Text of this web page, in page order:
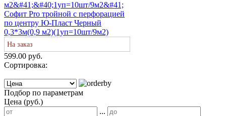
Софит Pro тройной с перфорацией
по центру Ю-Пласт Черный
0,3*3м(0,9 м2)(1уп=10шт/9м2)
На заказ
599.00 руб.
Сортировка:
Подбор по параметрам
Цена (руб.)
...